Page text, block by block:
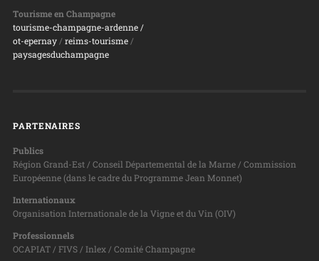
Tourisme en Champagne
tourisme-champagne-ardenne /
ot-epernay/ reims-tourisme/
paysagesduchampagne
PARTENAIRES
Publics
Région Grand-Est / Conseil Départemental de la Marne / Commission
Européenne (dans le cadre du Programme Jean Monnet)
Internationaux
Organisation Internationale de la Vigne et du Vin (OIV)
Professionnels
OCAPIAT / FIVS / Inlex / Comité Champagne